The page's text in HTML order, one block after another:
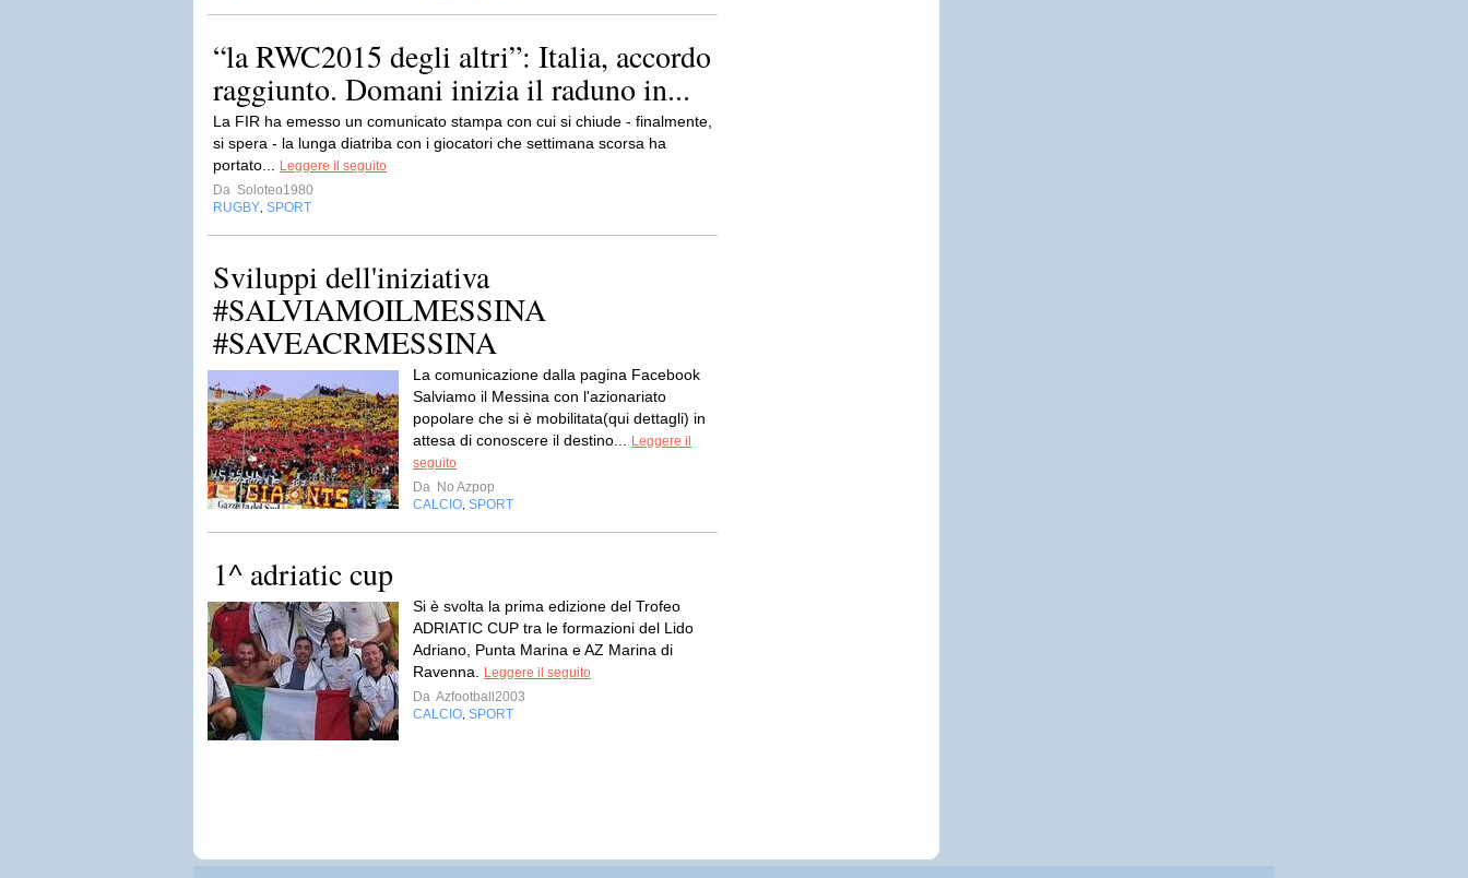
“la RWC2015 degli altri”: Italia, accordo
raggiunto. Domani inizia il raduno in...
La FIR ha emesso un comunicato stampa con cui si chiude - finalmente,
si spera - la lunga diatriba con i giocatori che settimana scorsa ha
portato...
Leggere il seguito
Da Soloteo1980
RUGBY SPORT
Sviluppi dell'iniziativa
#‎SALVIAMOILMESSINA
‪#‎SAVEACRMESSINA
La comunicazione dalla pagina Facebook
Salviamo il Messina con l'azionariato
popolare che si è mobilitata(qui dettagli) in
attesa di conoscere il destino...
Leggere il
seguito
Da No Azpop
CALCIO SPORT
1^ adriatic cup
Si è svolta la prima edizione del Trofeo
ADRIATIC CUP tra le formazioni del Lido
Adriano, Punta Marina e AZ Marina di
Ravenna.
Leggere il seguito
Da Azfootball2003
CALCIO SPORT